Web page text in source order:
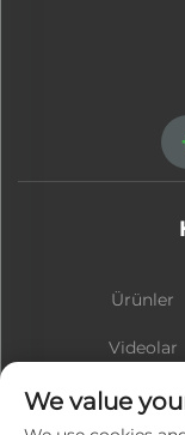
Ürünler
Videolar
İletişim
We value